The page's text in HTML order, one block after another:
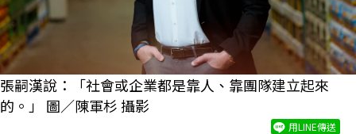
張嗣漢說：「社會或企業都是靠人、靠團隊建立起來
的。」 圖／陳軍杉 攝影
用LINE傳送